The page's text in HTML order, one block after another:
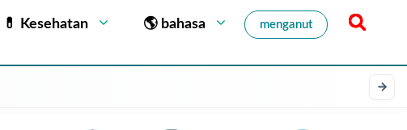
💊 Kesehatan 🌎 bahasa menganut